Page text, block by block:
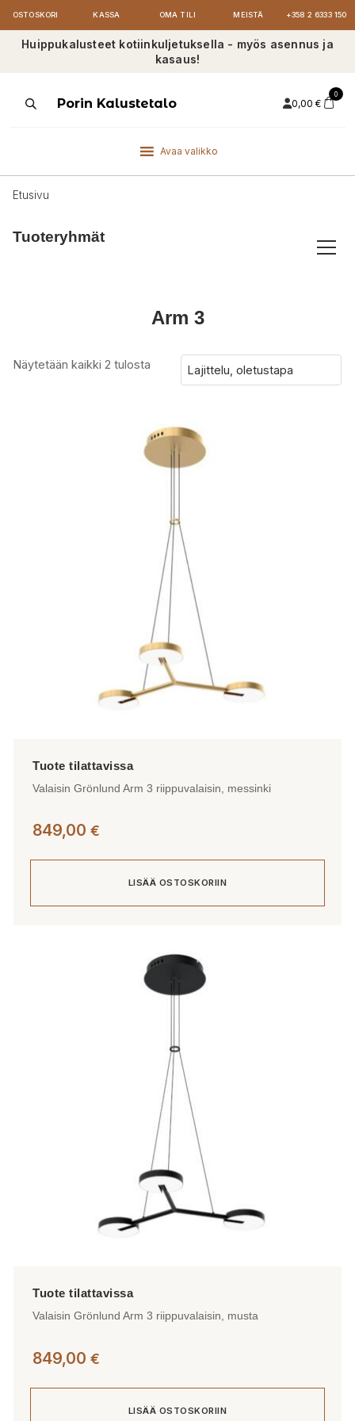
OSTOSKORI KASSA OMA TILI MEISTÄ +358 2 6333 150
Huippukalusteet kotiinkuljetuksella - myös asennus ja
kasaus!
ProductsPorin Kalustetalo 0,00 €
0
Avaa valikko
Etusivu
Tuoteryhmät
Arm 3
Näytetään kaikki 2 tulosta
Valaisin Grönlund Arm 3 riippuvalaisin, messinki
849,00 €
LISÄÄ OSTOSKORIIN
Valaisin Grönlund Arm 3 riippuvalaisin, musta
849,00 €
LISÄÄ OSTOSKORIIN